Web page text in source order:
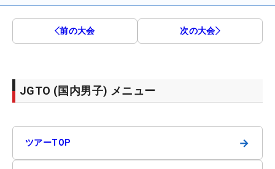
前の大会 次の大会
JGTO (国内男子) メニュー
ツアーTOP →